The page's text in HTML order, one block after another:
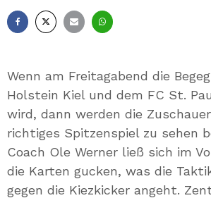
Wenn am Freitagabend die
Holstein Kiel und dem FC St.
wird, dann werden die
richtiges Spitzenspiel zu sehen
Coach Ole Werner ließ sich im
die Karten gucken, was die
gegen die Kiezkicker angeht.